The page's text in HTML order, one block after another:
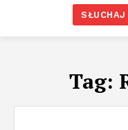
SŁUCHAJ
Tag: